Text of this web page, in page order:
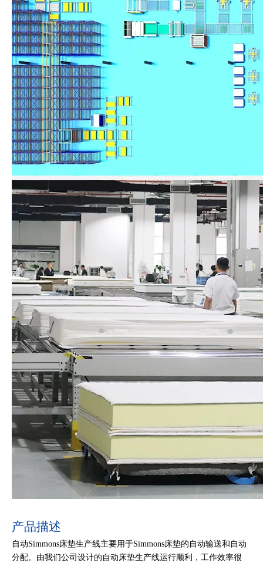
产品描述
自动Simmons床垫生产线主要用于Simmons床垫的自动输送和自动
分配。由我们公司设计的自动床垫生产线运行顺利，工作效率很